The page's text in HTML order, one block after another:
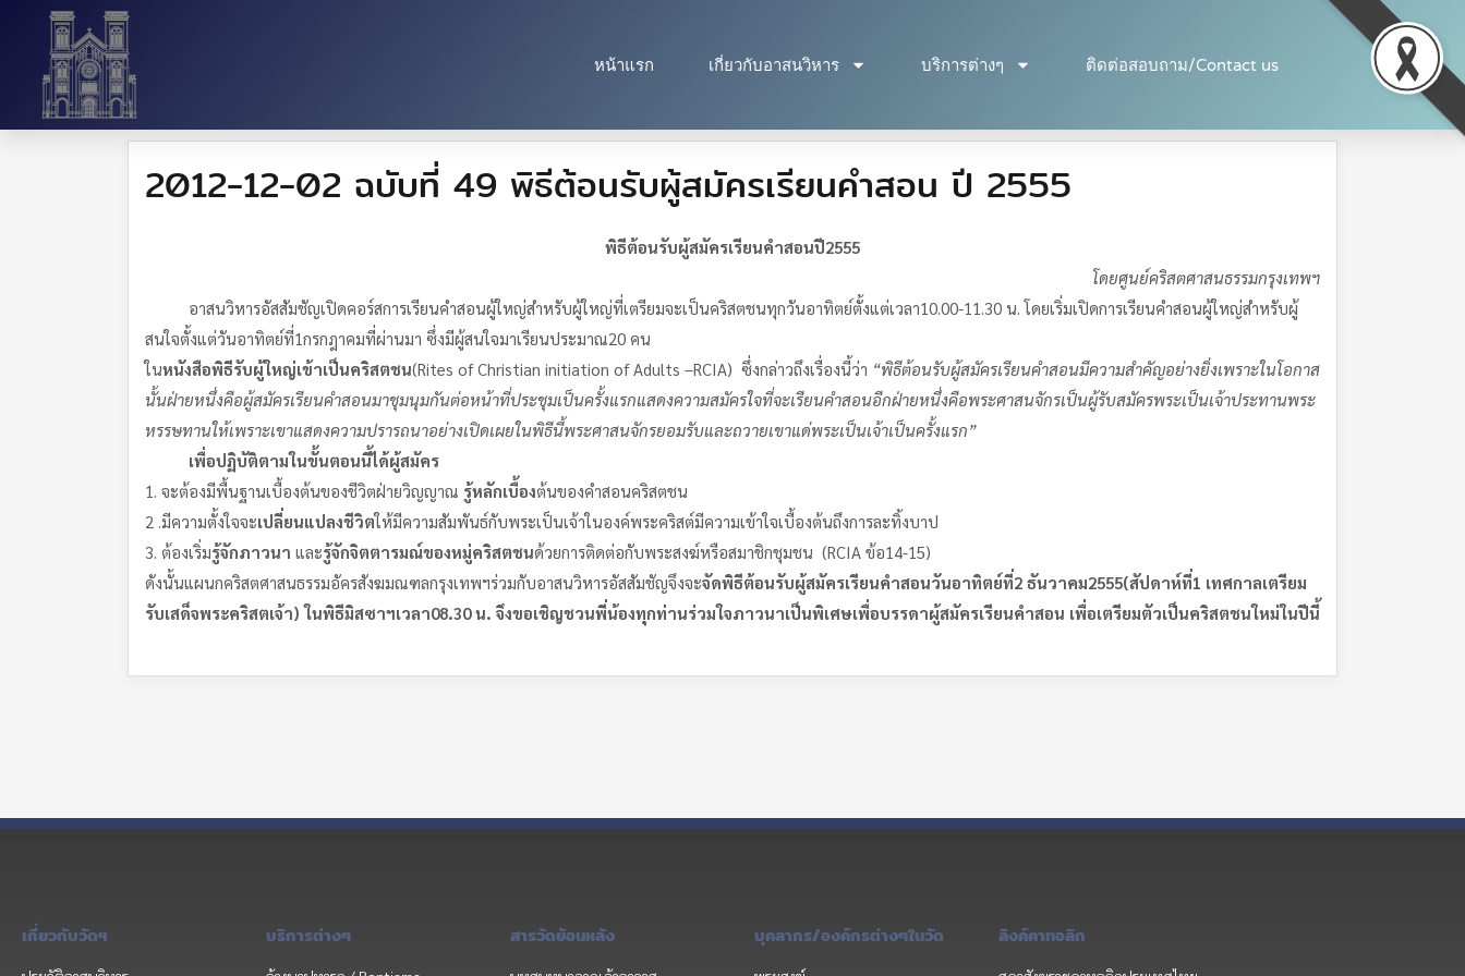
หน้าแรก เกี่ยวกับอาสนวิหาร บริการต่างๆ ติดต่อสอบถาม/Contact us
2012-12-02 ฉบับที่ 49 พิธีต้อนรับผู้สมัครเรียนคำสอน ปี 2555
พิธีต้อนรับผู้สมัครเรียนคำสอนปี2555
โดยศูนย์คริสตศาสนธรรมกรุงเทพฯ
อาสนวิหารอัสสัมชัญเปิดคอร์สการเรียนคำสอนผู้ใหญ่สำหรับผู้ใหญ่ที่เตรียมจะเป็นคริสตชนทุกวันอาทิตย์ตั้งแต่เวลา10.00-11.30 น. โดยเริ่มเปิดการเรียนคำสอนผู้ใหญ่สำหรับผู้
สนใจตั้งแต่วันอาทิตย์ที่1กรกฎาคมที่ผ่านมา ซึ่งมีผู้สนใจมาเรียนประมาณ20 คน
ในหนังสือพิธีรับผู้ใหญ่เข้าเป็นคริสตชน(Rites of Christian initiation of Adults –RCIA) ซึ่งกล่าวถึงเรื่องนี้ว่า “พิธีต้อนรับผู้สมัครเรียนคำสอนมีความสำคัญอย่างยิ่งเพราะในโอกาส
นั้นฝ่ายหนึ่งคือผู้สมัครเรียนคำสอนมาชุมนุมกันต่อหน้าที่ประชุมเป็นครั้งแรกแสดงความสมัครใจที่จะเรียนคำสอนอีกฝ่ายหนึ่งคือพระศาสนจักรเป็นผู้รับสมัครพระเป็นเจ้าประทานพระ
หรรษทานให้เพราะเขาแสดงความปรารถนาอย่างเปิดเผยในพิธีนี้พระศาสนจักรยอมรับและถวายเขาแด่พระเป็นเจ้าเป็นครั้งแรก”
เพื่อปฏิบัติตามในขั้นตอนนี้ได้ผู้สมัคร
1. จะต้องมีพื้นฐานเบื้องต้นของชีวิตฝ่ายวิญญาณ รู้หลักเบื้องต้นของคำสอนคริสตชน
2 .มีความตั้งใจจะเปลี่ยนแปลงชีวิตให้มีความสัมพันธ์กับพระเป็นเจ้าในองค์พระคริสต์มีความเข้าใจเบื้องต้นถึงการละทิ้งบาป
3. ต้องเริ่มรู้จักภาวนา และรู้จักจิตตารมณ์ของหมู่คริสตชนด้วยการติดต่อกับพระสงฆ์หรือสมาชิกชุมชน (RCIA ข้อ14-15)
ดังนั้นแผนกคริสตศาสนธรรมอัครสังฆมณฑลกรุงเทพฯร่วมกับอาสนวิหารอัสสัมชัญจึงจะจัดพิธีต้อนรับผู้สมัครเรียนคำสอนวันอาทิตย์ที่2 ธันวาคม2555(สัปดาห์ที่1 เทศกาลเตรียม
รับเสด็จพระคริสตเจ้า) ในพิธีมิสซาฯเวลา08.30 น. จึงขอเชิญชวนพี่น้องทุกท่านร่วมใจภาวนาเป็นพิเศษเพื่อบรรดาผู้สมัครเรียนคำสอน เพื่อเตรียมตัวเป็นคริสตชนใหม่ในปีนี้
เกี่ยวกับวัดฯ บริการต่างๆ สารวัดย้อนหลัง บุคลากร/องค์กรต่างๆในวัด ลิงค์คาทอลิก